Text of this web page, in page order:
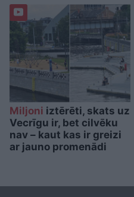
Miljoni iztērēti, skats uz
Vecrīgu ir, bet cilvēku
nav – kaut kas ir greizi
ar jauno promenādi